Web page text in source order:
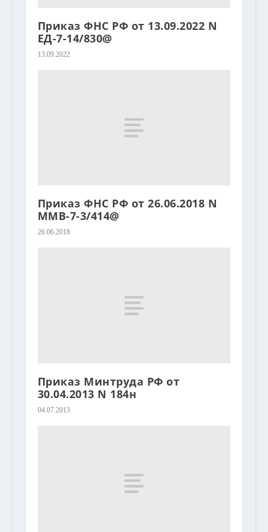
Приказ ФНС РФ от 13.09.2022 N
ЕД-7-14/830@
13.09.2022
Приказ ФНС РФ от 26.06.2018 N
ММВ-7-3/414@
26.06.2018
Приказ Минтруда РФ от
30.04.2013 N 184н
04.07.2013